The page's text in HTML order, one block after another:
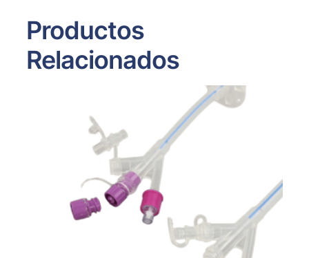
Productos
Relacionados